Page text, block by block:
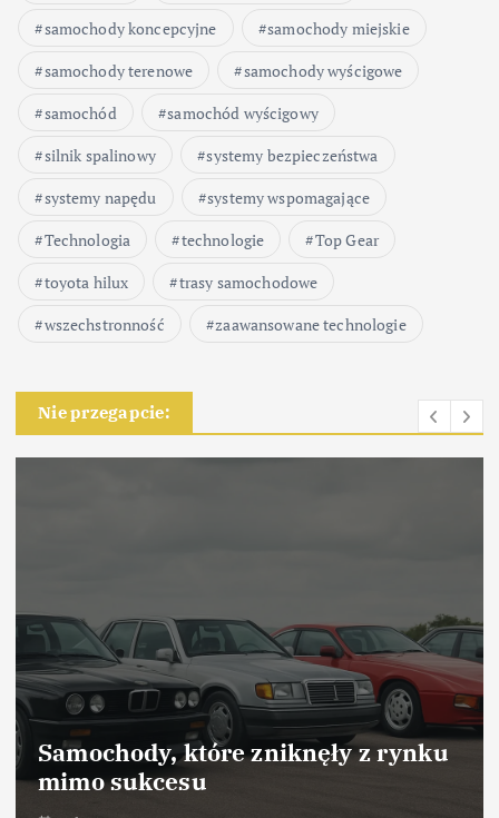
samochody koncepcyjne
samochody miejskie
samochody terenowe
samochody wyścigowe
samochód
samochód wyścigowy
silnik spalinowy
systemy bezpieczeństwa
systemy napędu
systemy wspomagające
Technologia
technologie
Top Gear
toyota hilux
trasy samochodowe
wszechstronność
zaawansowane technologie
Nie przegapcie:
Samochody, które zniknęły z rynku
mimo sukcesu